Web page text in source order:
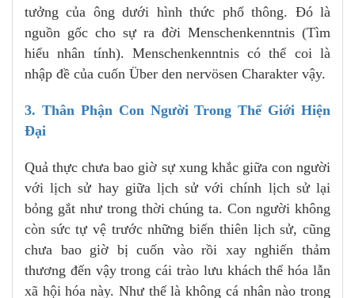
tưởng của ông dưới hình thức phổ thông. Đó là
nguồn gốc cho sự ra đời Menschenkenntnis (Tìm
hiểu nhân tính). Menschenkenntnis có thể coi là
nhập đề của cuốn Über den nervösen Charakter vậy.
3. Thân Phận Con Người Trong Thế Giới Hiện
Đại
Quả thực chưa bao giờ sự xung khắc giữa con người
với lịch sử hay giữa lịch sử với chính lịch sử lại
bỏng gắt như trong thời chúng ta. Con người không
còn sức tự vệ trước những biến thiên lịch sử, cũng
chưa bao giờ bị cuốn vào rồi xay nghiến thảm
thương đến vậy trong cái trào lưu khách thể hóa lẫn
xã hội hóa này. Như thế là không cá nhân nào trong